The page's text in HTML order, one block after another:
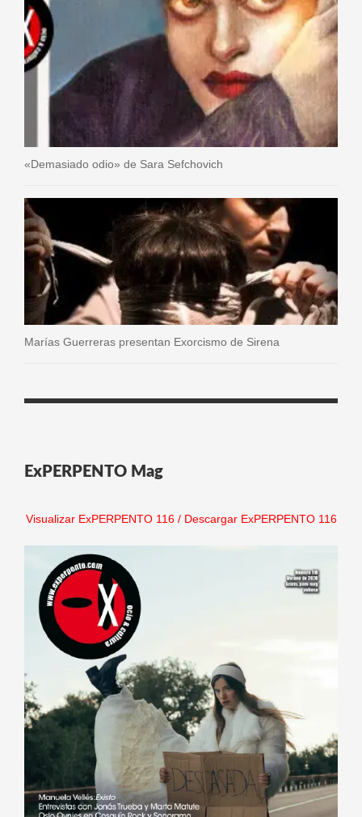
«Demasiado odio» de Sara Sefchovich
Marías Guerreras presentan Exorcismo de Sirena
ExPERPENTO Mag
Visualizar ExPERPENTO 116/ Descargar ExPERPENTO 116